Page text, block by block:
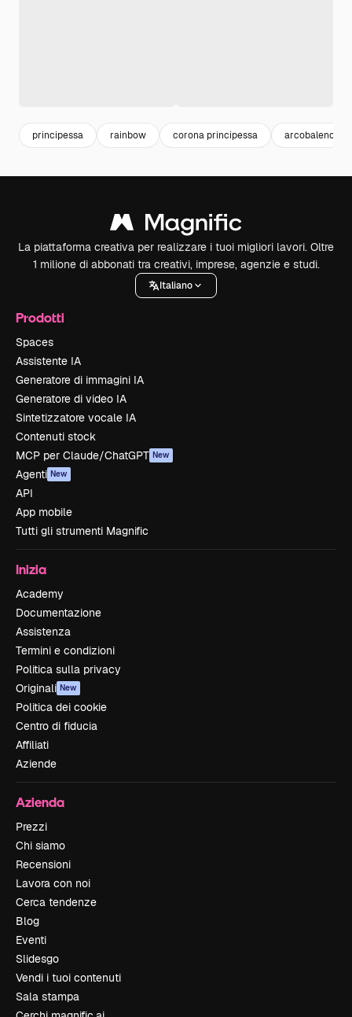
principessa rainbow corona principessa arcobaleno
La piattaforma creativa per realizzare i tuoi migliori lavori. Oltre
1 milione di abbonati tra creativi, imprese, agenzie e studi.
Italiano
Prodotti
Spaces
Assistente IA
Generatore di immagini IA
Generatore di video IA
Sintetizzatore vocale IA
Contenuti stock
MCP per Claude/ChatGPT New
Agenti New
API
App mobile
Tutti gli strumenti Magnific
Inizia
Academy
Documentazione
Assistenza
Termini e condizioni
Politica sulla privacy
Originali New
Politica dei cookie
Centro di fiducia
Affiliati
Aziende
Azienda
Prezzi
Chi siamo
Recensioni
Lavora con noi
Cerca tendenze
Blog
Eventi
Slidesgo
Vendi i tuoi contenuti
Sala stampa